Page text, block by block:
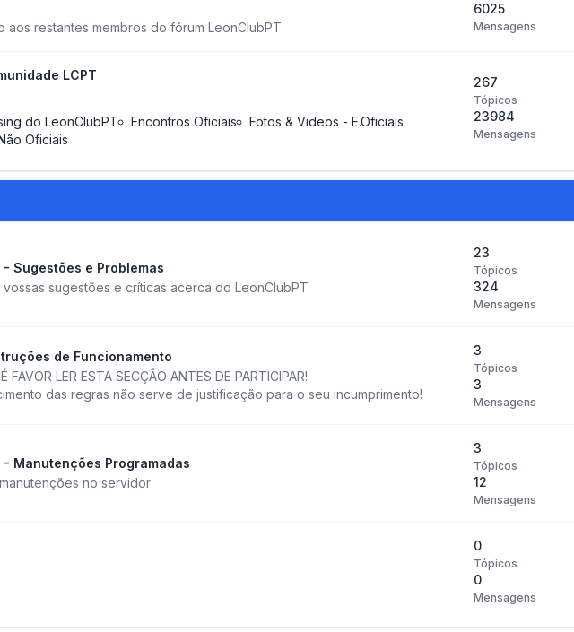
aos restantes membros do fórum LeonClubPT.
6025
Mensagens
LCPT
do LeonClubPT
Encontros Oficiais
Fotos & Videos - E.Oficiais
Oficiais
267
Tópicos
23984
Mensagens
- Sugestões e Problemas
vossas sugestões e críticas acerca do LeonClubPT
23
Tópicos
324
Mensagens
de Funcionamento
FAVOR LER ESTA SECÇÃO ANTES DE PARTICIPAR!
das regras não serve de justificação para o seu incumprimento!
3
Tópicos
3
Mensagens
- Manutenções Programadas
no servidor
3
Tópicos
12
Mensagens
0
Tópicos
0
Mensagens